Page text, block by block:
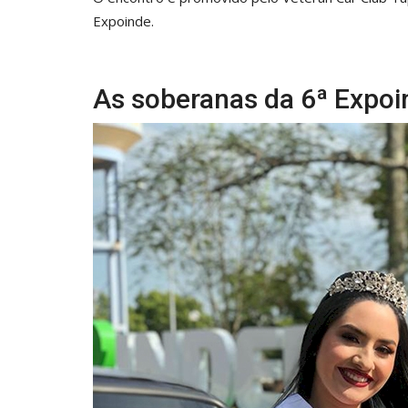
Expoinde.
As soberanas da 6ª